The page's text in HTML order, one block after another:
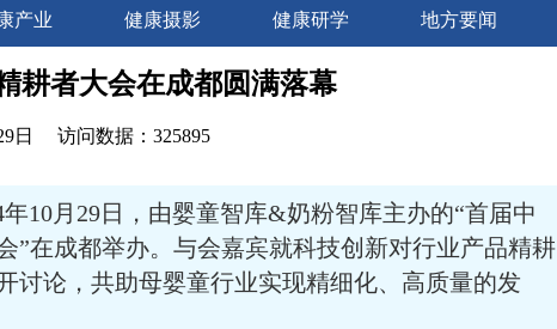
产业 健康摄影 健康研学 地方要闻
合作 商务合作 诚聘英才
耕者大会在成都圆满落幕
日 访问数据：325895
年10月29日，由婴童智库&奶粉智库主办的“首届中
”在成都举办。与会嘉宾就科技创新对行业产品精耕
讨论，共助母婴童行业实现精细化、高质量的发